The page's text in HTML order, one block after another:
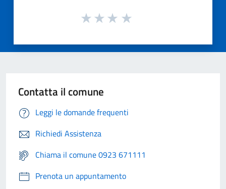
Contatta il comune
Leggi le domande frequenti
Richiedi Assistenza
Chiama il comune 0923 671111
Prenota un appuntamento